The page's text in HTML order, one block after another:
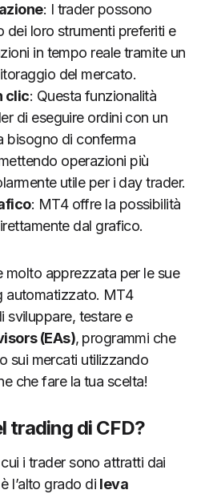
: I trader possono
dei loro strumenti preferiti e
in tempo reale tramite un
del mercato.
clic: Questa funzionalità
di eseguire ordini con un
bisogno di conferma
operazioni più
utile per i day trader.
: MT4 offre la possibilità
dal grafico.
molto apprezzata per le sue
automatizzato. MT4
sviluppare, testare e
(EAs), programmi che
sui mercati utilizzando
che fare la tua scelta!
trading di CFD?
i trader sono attratti dai
l’alto grado di leva